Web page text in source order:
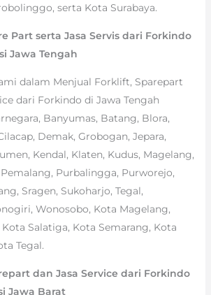
serta Kota Surabaya.
Part serta Jasa Servis dari Forkindo
Jawa Tengah
dalam Menjual Forklift, Sparepart
dari Forkindo di Jawa Tengah
Banyumas, Batang, Blora,
Demak, Grobogan, Jepara,
Kendal, Klaten, Kudus, Magelang,
Purbalingga, Purworejo,
Sragen, Sukoharjo, Tegal,
Wonosobo, Kota Magelang,
Salatiga, Kota Semarang, Kota
Tegal.
dan Jasa Service dari Forkindo
Jawa Barat